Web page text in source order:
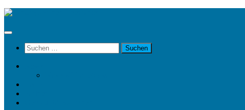
Unter
Inhalt
Suchen
nach: